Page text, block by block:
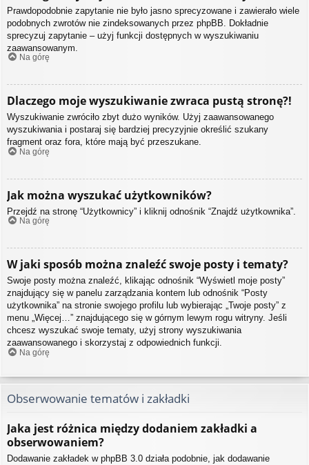
Prawdopodobnie zapytanie nie było jasno sprecyzowane i zawierało wiele
podobnych zwrotów nie zindeksowanych przez phpBB. Dokładnie
sprecyzuj zapytanie – użyj funkcji dostępnych w wyszukiwaniu
zaawansowanym.
Na górę
Dlaczego moje wyszukiwanie zwraca pustą stronę?!
Wyszukiwanie zwróciło zbyt dużo wyników. Użyj zaawansowanego
wyszukiwania i postaraj się bardziej precyzyjnie określić szukany
fragment oraz fora, które mają być przeszukane.
Na górę
Jak można wyszukać użytkowników?
Przejdź na stronę “Użytkownicy” i kliknij odnośnik “Znajdź użytkownika”.
Na górę
W jaki sposób można znaleźć swoje posty i tematy?
Swoje posty można znaleźć, klikając odnośnik “Wyświetl moje posty”
znajdujący się w panelu zarządzania kontem lub odnośnik “Posty
użytkownika” na stronie swojego profilu lub wybierając „Twoje posty” z
menu „Więcej…” znajdującego się w górnym lewym rogu witryny. Jeśli
chcesz wyszukać swoje tematy, użyj strony wyszukiwania
zaawansowanego i skorzystaj z odpowiednich funkcji.
Na górę
Obserwowanie tematów i zakładki
Jaka jest różnica między dodaniem zakładki a
obserwowaniem?
Dodawanie zakładek w phpBB 3.0 działa podobnie, jak dodawanie